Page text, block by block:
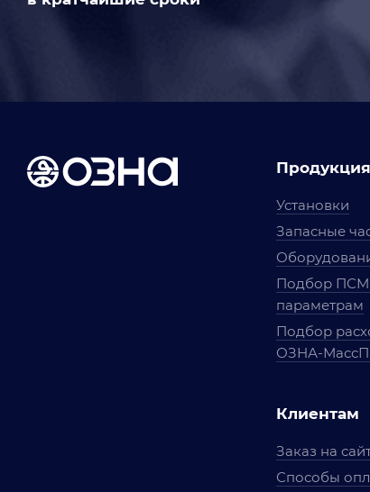
Продукция
Установки
Запасные
Подбор ПСМ
параметрам
Подбор
ОЗНА-
Клиентам
Заказ на
Способы